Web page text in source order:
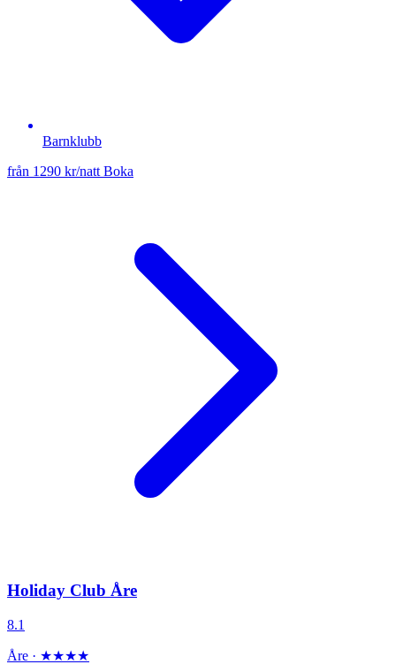
Barnklubb
från 1290 kr/natt Boka
Holiday Club Åre
8.1
Åre · ★★★★